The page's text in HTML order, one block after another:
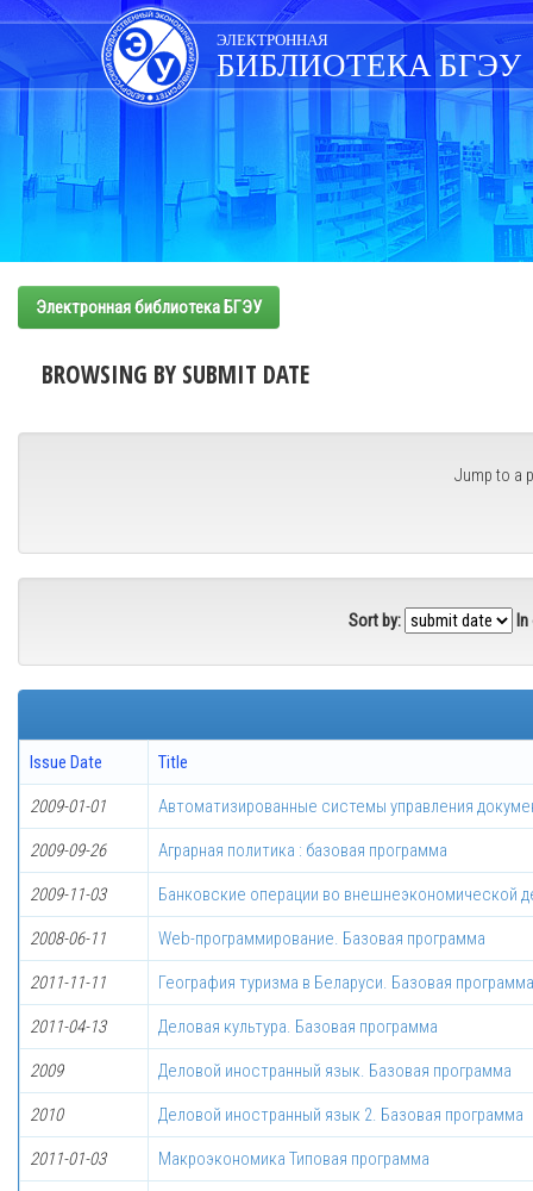
Skip
navigation
ЭЛЕКТРОННАЯ
БИБЛИОТЕКА БГЭУ
Электронная библиотека БГЭУ
BROWSING BY SUBMIT DATE
Jump to a
Sort by: In
Issue Date Title
2009-01-01 Автоматизированные системы управления
2009-09-26 Аграрная политика : базовая программа
2009-11-03 Банковские операции во внешнеэкономической
2008-06-11 Web-программирование. Базовая программа
2011-11-11 География туризма в Беларуси. Базовая программа
2011-04-13 Деловая культура. Базовая программа
2009 Деловой иностранный язык. Базовая программа
2010 Деловой иностранный язык 2. Базовая программа
2011-01-03 Макроэкономика Типовая программа